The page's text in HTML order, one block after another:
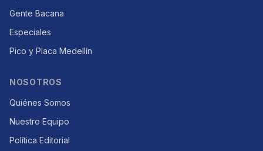
Gente Bacana
Especiales
Pico y Placa Medellín
NOSOTROS
Quiénes Somos
Nuestro Equipo
Política Editorial